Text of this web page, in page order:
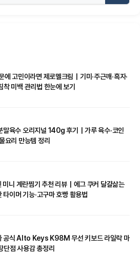
에 고민이라면 제로멜크림｜기미·주근깨·흑자·
착 미백 관리법 한눈에 보기
말육수 오리지널 140g 후기｜가루 육수·코인
요리 만능템 정리
니 계란찜기 추천 리뷰｜에그 쿠커 달걀삶는
타이머 기능·고구마 호빵 활용법
공식 Alto Keys K98M 무선 키보드 라일락 마
단점 사용감 총정리